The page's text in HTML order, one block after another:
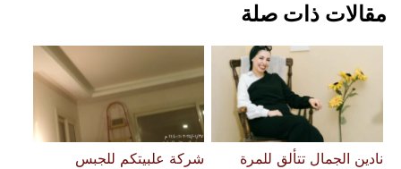
مقالات ذات صلة
نادين الجمال تتألق للمرة
شركة علبيتكم للجبس